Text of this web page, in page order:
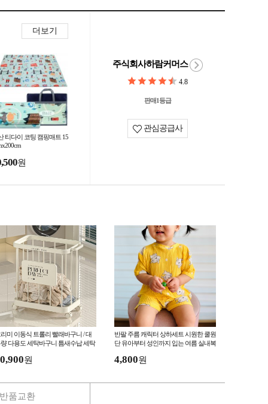
더보기
티다이 코팅 캠핑매트 15
원
주식회사하람커머스
4.8
판매1등급
관심공급사
미 이동식 트롤리 빨래바구니 / 대
다용도 세탁바구니 틈새수납 세탁
원
반팔 주름 캐릭터 상하세트 시원한 쿨원
단 유아부터 성인까지 입는 여름 실내복
4,800원
반품교환